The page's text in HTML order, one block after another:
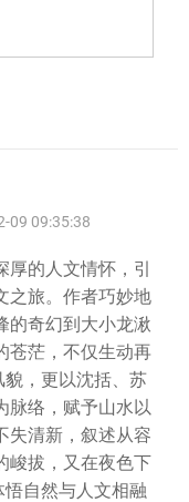
09 09:35:38
厚的人文情怀，引
之旅。作者巧妙地
的奇幻到大小龙湫
苍茫，不仅生动再
貌，更以沈括、苏
脉络，赋予山水以
失清新，叙述从容
峻拔，又在夜色下
悟自然与人文相融